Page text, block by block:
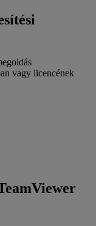
vagy licencének